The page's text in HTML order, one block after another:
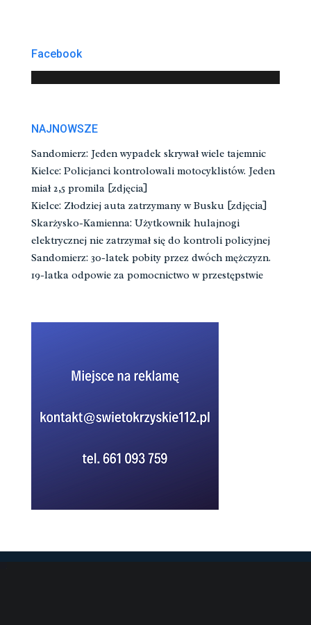
Facebook
NAJNOWSZE
Sandomierz: Jeden wypadek skrywał wiele tajemnic
Kielce: Policjanci kontrolowali motocyklistów. Jeden
miał 2,5 promila [zdjęcia]
Kielce: Złodziej auta zatrzymany w Busku [zdjęcia]
Skarżysko-Kamienna: Użytkownik hulajnogi
elektrycznej nie zatrzymał się do kontroli policyjnej
Sandomierz: 30-latek pobity przez dwóch mężczyzn.
19-latka odpowie za pomocnictwo w przestępstwie